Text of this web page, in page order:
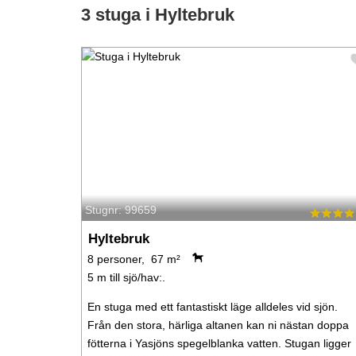
3 stuga i Hyltebruk
Stugnr: 99659
Hyltebruk
8 personer, 67 m²
5 m till sjö/hav:.
En stuga med ett fantastiskt läge alldeles vid sjön.
Från den stora, härliga altanen kan ni nästan doppa
fötterna i Yasjöns spegelblanka vatten. Stugan ligger